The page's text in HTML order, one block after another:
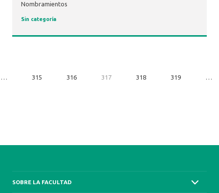
Nombramientos
Sin categoría
… 315 316 317 318 319 …
SOBRE LA FACULTAD